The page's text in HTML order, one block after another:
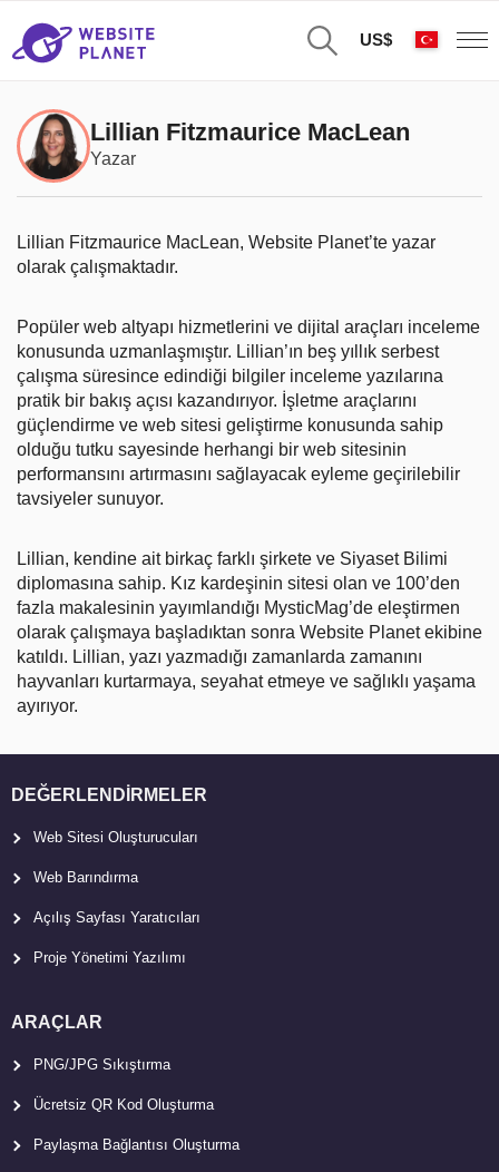
US$
Lillian Fitzmaurice MacLean
Yazar
Lillian Fitzmaurice MacLean, Website Planet’te yazar
olarak çalışmaktadır.
Popüler web altyapı hizmetlerini ve dijital araçları inceleme
konusunda uzmanlaşmıştır. Lillian’ın beş yıllık serbest
çalışma süresince edindiği bilgiler inceleme yazılarına
pratik bir bakış açısı kazandırıyor. İşletme araçlarını
güçlendirme ve web sitesi geliştirme konusunda sahip
olduğu tutku sayesinde herhangi bir web sitesinin
performansını artırmasını sağlayacak eyleme geçirilebilir
tavsiyeler sunuyor.
Lillian, kendine ait birkaç farklı şirkete ve Siyaset Bilimi
diplomasına sahip. Kız kardeşinin sitesi olan ve 100’den
fazla makalesinin yayımlandığı MysticMag’de eleştirmen
olarak çalışmaya başladıktan sonra Website Planet ekibine
katıldı. Lillian, yazı yazmadığı zamanlarda zamanını
hayvanları kurtarmaya, seyahat etmeye ve sağlıklı yaşama
ayırıyor.
DEĞERLENDIRMELER
Web Sitesi Oluşturucuları
Web Barındırma
Açılış Sayfası Yaratıcıları
Proje Yönetimi Yazılımı
ARAÇLAR
PNG/JPG Sıkıştırma
Ücretsiz QR Kod Oluşturma
Paylaşma Bağlantısı Oluşturma